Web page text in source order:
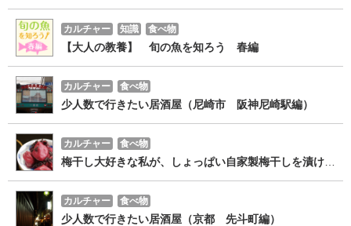
カルチャー 知識 食べ物
【大人の教養】 旬の魚を知ろう 春編
カルチャー 食べ物
少人数で行きたい居酒屋（尼崎市 阪神尼崎駅編）
カルチャー 食べ物
カルチャー 食べ物
少人数で行きたい居酒屋（京都 先斗町編）